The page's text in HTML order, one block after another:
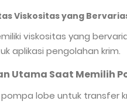
Viskositas yang
viskositas yang
aplikasi pengolahan krim.
Utama Saat Memilih
pompa lobe untuk transfer